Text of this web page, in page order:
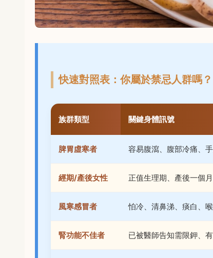
快速對照表：你屬於禁忌人群嗎？
族群類型 關鍵身體訊號
脾胃虛寒者 容易腹瀉、腹部冷痛、
經期/產後女性 正值生理期、產後一個
風寒感冒者 怕冷、清鼻涕、痰白、
腎功能不佳者 已被醫師告知需限鉀、